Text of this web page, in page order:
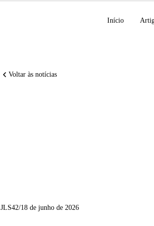
Início
Voltar às notícias
JLS42/18 de junho de 2026